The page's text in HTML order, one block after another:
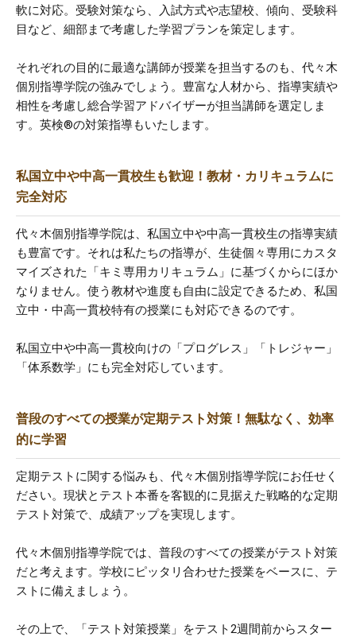
軟に対応。受験対策なら、入試方式や志望校、傾向、受験科
目など、細部まで考慮した学習プランを策定します。
それぞれの目的に最適な講師が授業を担当するのも、代々木
個別指導学院の強みでしょう。豊富な人材から、指導実績や
相性を考慮し総合学習アドバイザーが担当講師を選定しま
す。英検®の対策指導もいたします。
私国立中や中高一貫校生も歓迎！教材・カリキュラムに
完全対応
代々木個別指導学院は、私国立中や中高一貫校生の指導実績
も豊富です。それは私たちの指導が、生徒個々専用にカスタ
マイズされた「キミ専用カリキュラム」に基づくからにほか
なりません。使う教材や進度も自由に設定できるため、私国
立中・中高一貫校特有の授業にも対応できるのです。
私国立中や中高一貫校向けの「プログレス」「トレジャー」
「体系数学」にも完全対応しています。
普段のすべての授業が定期テスト対策！無駄なく、効率
的に学習
定期テストに関する悩みも、代々木個別指導学院にお任せく
ださい。現状とテスト本番を客観的に見据えた戦略的な定期
テスト対策で、成績アップを実現します。
代々木個別指導学院では、普段のすべての授業がテスト対策
だと考えます。学校にピッタリ合わせた授業をベースに、テ
ストに備えましょう。
その上で、「テスト対策授業」をテスト2週間前からスター